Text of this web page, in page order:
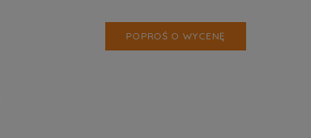
POPROŚ O WYCENĘ